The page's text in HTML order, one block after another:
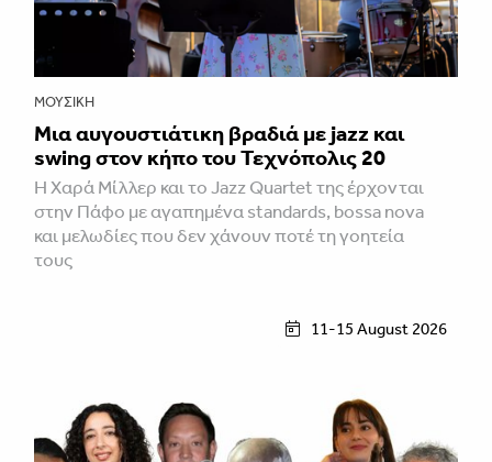
ΜΟΥΣΙΚΉ
Μια αυγουστιάτικη βραδιά με jazz και
swing στον κήπο του Τεχνόπολις 20
Η Χαρά Μίλλερ και το Jazz Quartet της έρχονται
στην Πάφο με αγαπημένα standards, bossa nova
και μελωδίες που δεν χάνουν ποτέ τη γοητεία
τους
11-15 August 2026